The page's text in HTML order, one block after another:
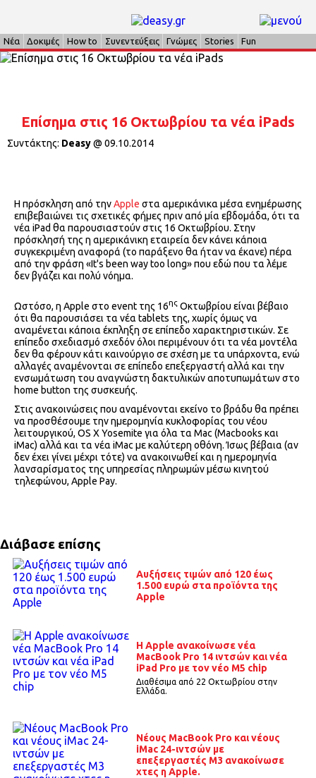
Νέα Δοκιμές How to Συνεντεύξεις Γνώμες Stories Fun
Επίσημα στις 16 Οκτωβρίου τα νέα iPads
Συντάκτης: Deasy@ 09.10.2014
Η πρόσκληση από τηνApple στα αμερικάνικα μέσα ενημέρωσης
επιβεβαιώνει τις σχετικές φήμες πριν από μία εβδομάδα, ότι τα
νέα iPad θα παρουσιαστούν στις 16 Οκτωβρίου. Στην
πρόσκλησή της η αμερικάνικη εταιρεία δεν κάνει κάποια
συγκεκριμένη αναφορά (το παράξενο θα ήταν να έκανε) πέρα
από την φράση «It's been way too long» που εδώ που τα λέμε
δεν βγάζει και πολύ νόημα.
Ωστόσο, η Apple στο event της 16ης Οκτωβρίου είναι βέβαιο
ότι θα παρουσιάσει τα νέα tablets της, χωρίς όμως να
αναμένεται κάποια έκπληξη σε επίπεδο χαρακτηριστικών. Σε
επίπεδο σχεδιασμό σχεδόν όλοι περιμένουν ότι τα νέα μοντέλα
δεν θα φέρουν κάτι καινούργιο σε σχέση με τα υπάρχοντα, ενώ
αλλαγές αναμένονται σε επίπεδο επεξεργαστή αλλά και την
ενσωμάτωση του αναγνώστη δακτυλικών αποτυπωμάτων στο
home button της συσκευής.
Στις ανακοινώσεις που αναμένονται εκείνο το βράδυ θα πρέπει
να προσθέσουμε την ημερομηνία κυκλοφορίας του νέου
λειτουργικού, OS X Yosemite για όλα τα Mac (Macbooks και
iMac) αλλά και τα νέα iMac με καλύτερη οθόνη. Ίσως βέβαια (αν
δεν έχει γίνει μέχρι τότε) να ανακοινωθεί και η ημερομηνία
λανσαρίσματος της υπηρεσίας πληρωμών μέσω κινητού
τηλεφώνου, Apple Pay.
Διάβασε επίσης
Αυξήσεις τιμών από 120 έως
1.500 ευρώ στα προϊόντα της
Apple
Η Apple ανακοίνωσε νέα
ΜacBook Pro 14 ιντσών και νέα
iPad Pro με τον νέο Μ5 chip
Διαθέσιμα από 22 Οκτωβρίου στην
Ελλάδα.
Νέους MacBook Pro και νέους
iMac 24-ιντσών με
επεξεργαστές Μ3 ανακοίνωσε
χτες η Apple.